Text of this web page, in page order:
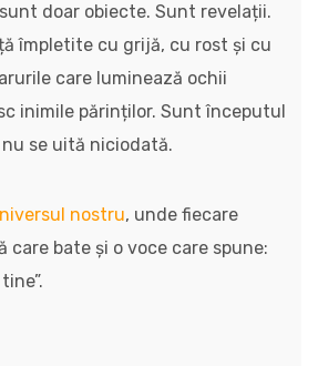
doar obiecte. Sunt revelații.
împletite cu grijă, cu rost și cu
care luminează ochii
inimile părinților. Sunt începutul
se uită niciodată.
nostru, unde fiecare
care bate și o voce care spune: